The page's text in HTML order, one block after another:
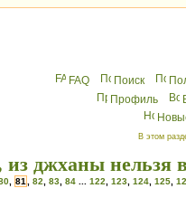
FAQ Поиск
Профиль
В этом
джханы нельзя
81 82 83 84 122 123 124 125